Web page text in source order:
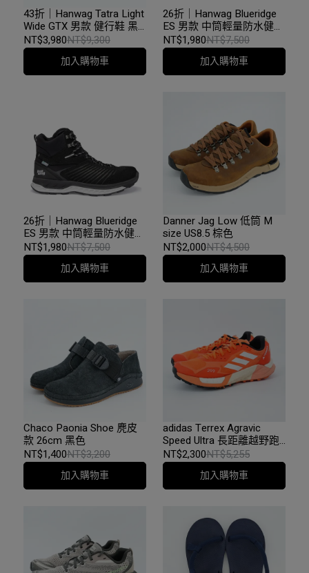
43折｜Hanwag Tatra Light
Wide GTX 男款 健行鞋 黑/
瀝青灰
NT$3,980NT$9,300
加入購物車
26折｜Hanwag Blueridge
ES 男款 中筒輕量防水健行
鞋 US9 = UK8 = 26.4cm 黑/
黑
NT$1,980NT$7,500
加入購物車
26折｜Hanwag Blueridge
ES 男款 中筒輕量防水健行
鞋 黑/淺灰
NT$1,980NT$7,500
加入購物車
Danner Jag Low 低筒 M
size US8.5 棕色
NT$2,000NT$4,500
加入購物車
Chaco Paonia Shoe 麂皮
款 26cm 黑色
NT$1,400NT$3,200
加入購物車
adidas Terrex Agravic
Speed Ultra 長距離越野跑
鞋 US6.5 / 24.5cm
NT$2,300NT$5,255
加入購物車